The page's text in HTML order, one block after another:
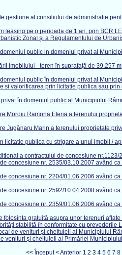
gestiune al consiliului de administratie
pe o perioada de 1 an, prin BCR
Zonal şi a Regulamentului de
public in domeniul privat al
imobilului - teren în suprafaţă de
public în domeniul privat al
valorificarea prin licitatie publica sau
în domeniul public al Municipiului
Moroiu Ramona Elena a terenului
Jugănaru Marin a terenului proprietate
publica cu strigare a unui imobil /
a contractului de concesiune
concesiune nr. 2535/03.10.2007 având
concesiune nr. 2204/01.06.2006 având
concesiune nr. 2592/10.04.2008 având
concesiune nr. 2359/01.06.2006 având
gratuită asupra unor terenuri
stabilită în conformitate cu
de venituri şi cheltuieli al Municipiului
venituri şi cheltuieli al Primăriei
<< Început<Anterior 1 2 3 4 5 6 7 8